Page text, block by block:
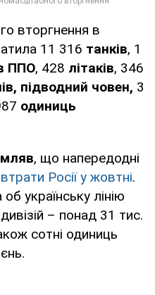
вторгнення в
11 316 танків, 1
ППО, 428 літаків, 346
підводний човен, 3
одиниць
, що напередодні
Росії у жовтні.
українську лінію
– понад 31 тис.
сотні одиниць